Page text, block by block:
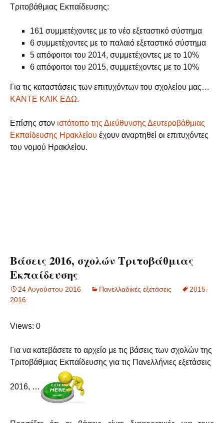
Τριτοβάθμιας Εκπαίδευσης:
161 συμμετέχοντες με το νέο εξεταστικό σύστημα
6 συμμετέχοντες με το παλαιό εξεταστικό σύστημα
5 απόφοιτοι του 2014, συμμετέχοντες με το 10%
6 απόφοιτοι του 2015, συμμετέχοντες με το 10%
Για τις καταστάσεις των επιτυχόντων του σχολείου μας…
ΚΑΝΤΕ ΚΛΙΚ ΕΔΩ.
Επίσης στον ιστότοπο της Διεύθυνσης Δευτεροβάθμιας
Εκπαίδευσης Ηρακλείου έχουν αναρτηθεί οι επιτυχόντες
του νομού Ηρακλείου.
Βάσεις 2016, σχολών Τριτοβάθμιας
Εκπαίδευσης
24 Αυγούστου 2016 Πανελλαδικές εξετάσεις
2015-
2016
Views: 0
Για να κατεβάσετε το αρχείο με τις βάσεις των σχολών της
Τριτοβάθμιας Εκπαίδευσης για τις Πανελλήνιες εξετάσεις
2016, …